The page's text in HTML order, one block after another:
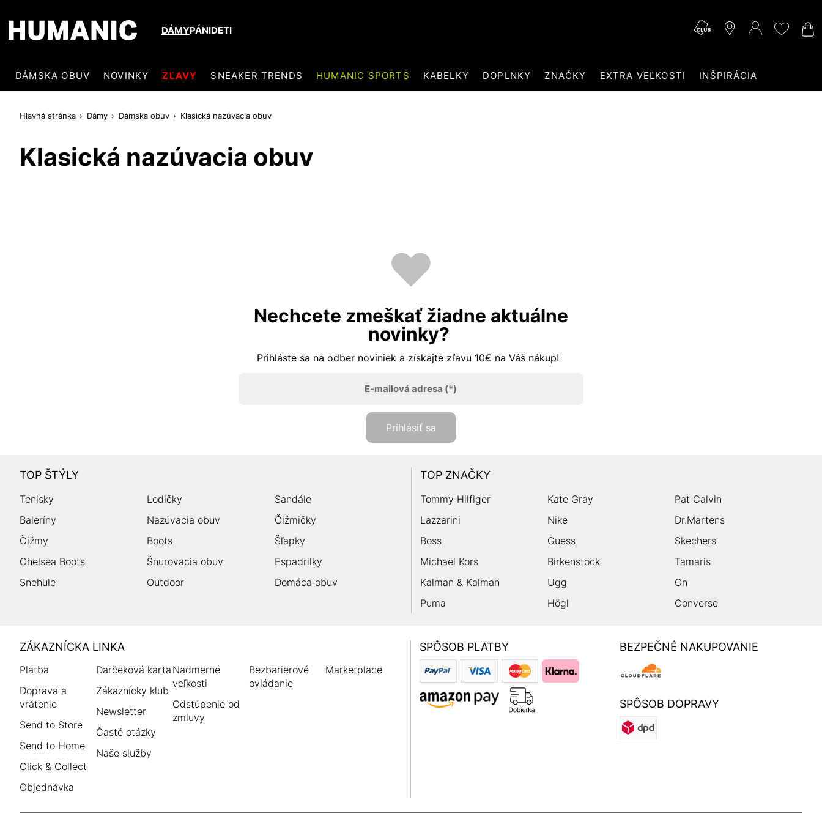
DÁMYPÁNIDETI
DÁMSKA OBUV NOVINKY ZĽAVY SNEAKER TRENDS HUMANIC SPORTS KABELKY DOPLNKY ZNAČKY EXTRA VEĽKOSTI INŠPIRÁCIA
Hlavná stránka Dámy Dámska obuv Klasická nazúvacia obuv
Klasická nazúvacia obuv
Nechcete zmeškať žiadne aktuálne
novinky?
Prihláste sa na odber noviniek a získajte zľavu 10€ na Váš nákup!
E-mailová adresa (*)
Prihlásiť sa
TOP ŠTÝLY
Tenisky Lodičky
Sandále
Baleríny
Nazúvacia obuv
Čižmičky
Čižmy
Boots
Šľapky
Chelsea Boots
Šnurovacia obuv
Espadrilky
Snehule
Outdoor Domáca obuv
TOP ZNAČKY
Tommy Hilfiger Kate Gray
Pat Calvin
Lazzarini
Nike
Dr.Martens
Boss
Guess
Skechers
Michael Kors
Birkenstock
Tamaris
Kalman & Kalman
Ugg
On
Puma
Högl Converse
HUMANIC
Footer
ZÁKAZNÍCKA LINKA
Platba
Doprava a
vrátenie
Send to Store
Send to Home
Click & Collect
Objednávka
Darčeková karta
Zákaznícky klub
Newsletter
Časté otázky
Naše služby
Nadmerné
veľkosti
Odstúpenie od
zmluvy
Bezbarierové
ovládanie
Marketplace
SPÔSOB PLATBY BEZPEČNÉ NAKUPOVANIE
SPÔSOB DOPRAVY